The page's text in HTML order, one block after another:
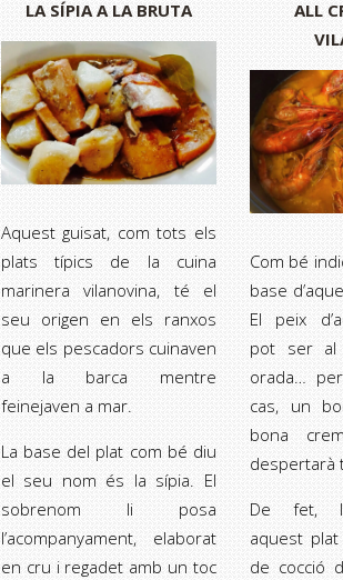
LA SÍPIA A LA BRUTA
Aquest guisat, com tots els
plats típics de la cuina
marinera vilanovina, té el
seu origen en els ranxos
que els pescadors cuinaven
a la barca mentre
feinejaven a mar.
La base del plat com bé diu
el seu nom és la sípia. El
sobrenom li posa
l’acompanyament, elaborat
en cru i regadet amb un toc
ALL
Com bé
base
El peix
pot ser al
orada…
cas, un
bona
despertarà
De fet,
aquest
de cocció